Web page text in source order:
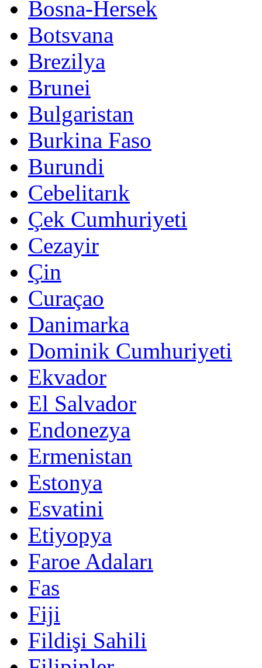
Bosna-Hersek
Botsvana
Brezilya
Brunei
Bulgaristan
Burkina Faso
Burundi
Cebelitarık
Çek Cumhuriyeti
Cezayir
Çin
Curaçao
Danimarka
Dominik Cumhuriyeti
Ekvador
El Salvador
Endonezya
Ermenistan
Estonya
Esvatini
Etiyopya
Faroe Adaları
Fas
Fiji
Fildişi Sahili